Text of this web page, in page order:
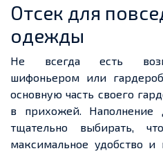
Отсек для
одежды
Не всегда есть
шифоньером или
основную часть своего
в прихожей. Наполнение
тщательно выбирать,
максимальное удобство